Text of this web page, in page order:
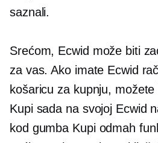
saznali.
Srećom, Ecwid može biti
za vas. Ako imate Ecwid
košaricu za kupnju,
Kupi sada na svojoj Ecwid
kod gumba Kupi odmah